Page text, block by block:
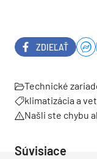
ZDIEĽAŤ
Technické
klimatizácia a
Našli ste chybu
Súvisiace